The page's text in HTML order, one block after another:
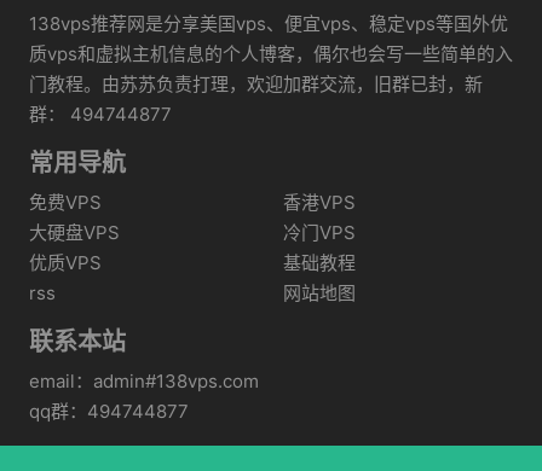
138vps推荐网是分享美国vps、便宜vps、稳定vps等国外优
质vps和虚拟主机信息的个人博客，偶尔也会写一些简单的入
门教程。由苏苏负责打理，欢迎加群交流，旧群已封，新
群： 494744877
常用导航
免费VPS
香港VPS
大硬盘VPS
冷门VPS
优质VPS
基础教程
rss
网站地图
联系本站
email：admin#138vps.com
qq群：494744877